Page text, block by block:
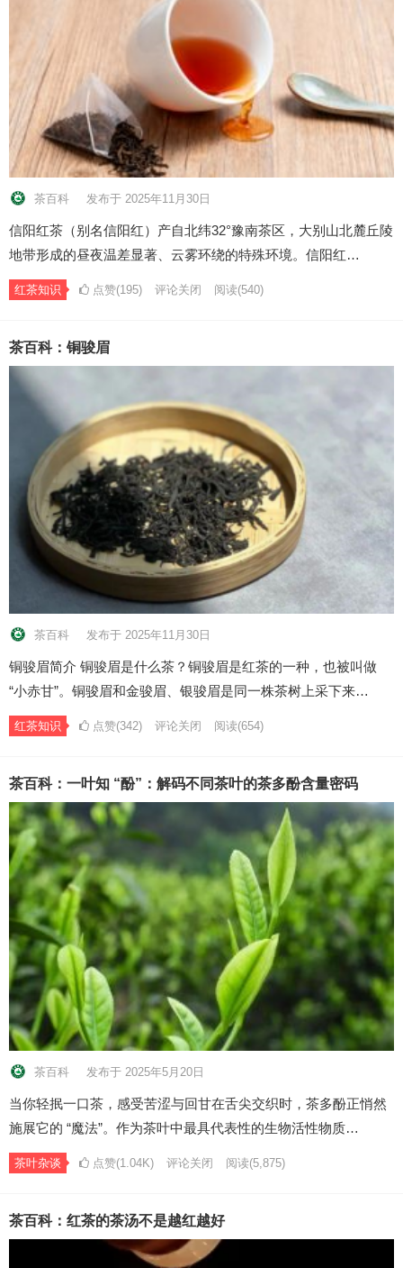
茶百科 发布于 2025年11月30日
信阳红茶（别名信阳红）产自北纬32°豫南茶区，大别山北麓丘陵
地带形成的昼夜温差显著、云雾环绕的特殊环境。信阳红…
红茶知识 点赞(195) 评论关闭 阅读(540)
茶百科：铜骏眉
茶百科 发布于 2025年11月30日
铜骏眉简介 铜骏眉是什么茶？铜骏眉是红茶的一种，也被叫做
“小赤甘”。铜骏眉和金骏眉、银骏眉是同一株茶树上采下来…
红茶知识 点赞(342) 评论关闭 阅读(654)
茶百科：一叶知 “酚”：解码不同茶叶的茶多酚含量密码
茶百科 发布于 2025年5月20日
当你轻抿一口茶，感受苦涩与回甘在舌尖交织时，茶多酚正悄然
施展它的 “魔法”。作为茶叶中最具代表性的生物活性物质…
茶叶杂谈 点赞(1.04K) 评论关闭 阅读(5,875)
茶百科：红茶的茶汤不是越红越好